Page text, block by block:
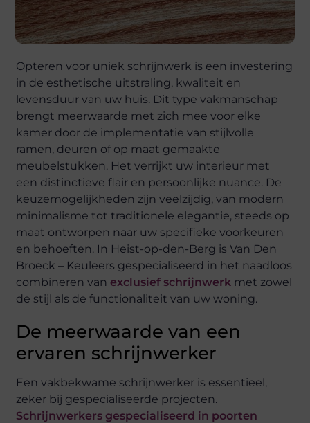
Opteren voor uniek schrijnwerk is een investering
in de esthetische uitstraling, kwaliteit en
levensduur van uw huis. Dit type vakmanschap
brengt meerwaarde met zich mee voor elke
kamer door de implementatie van stijlvolle
ramen, deuren of op maat gemaakte
meubelstukken. Het verrijkt uw interieur met
een distinctieve flair en persoonlijke nuance. De
keuzemogelijkheden zijn veelzijdig, van modern
minimalisme tot traditionele elegantie, steeds op
maat ontworpen naar uw specifieke voorkeuren
en behoeften. In Heist-op-den-Berg is Van Den
Broeck – Keuleers gespecialiseerd in het naadloos
combineren vanexclusief schrijnwerk met zowel
de stijl als de functionaliteit van uw woning.
De meerwaarde van een
ervaren schrijnwerker
Een vakbekwame schrijnwerker is essentieel,
zeker bij gespecialiseerde projecten.
Schrijnwerkers gespecialiseerd in poorten